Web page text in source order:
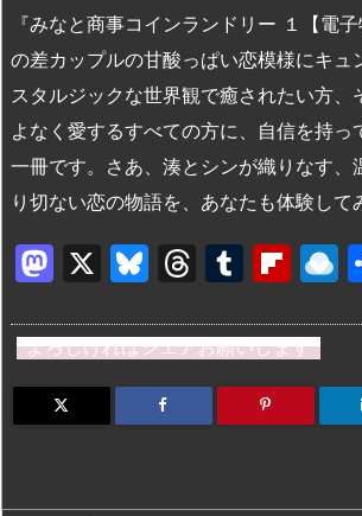
『みなと商事コインランドリー １【電
の差カップルの甘酸っぱい恋模様にキュ
スタルジックな世界観で癒されたい方、
よなく愛するすべての方に、自信を持っ
一冊です。さあ、湊とシンが織りなす、
り切ない恋の物語を、あなたも体験して
M
st
o
d
X
Bl
e
s
k
T
e
a
d
T
m
bl
r
Fl
b
o
ar
R
n
o
よろしければシェアお願いします